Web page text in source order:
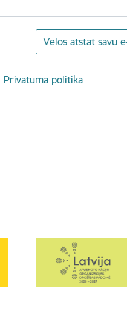
Vēlos atstāt savu
Privātuma politika